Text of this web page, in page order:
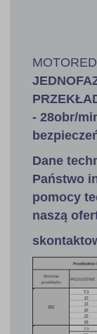
- 28obr/
Dane
Państwo
pomocy
naszą